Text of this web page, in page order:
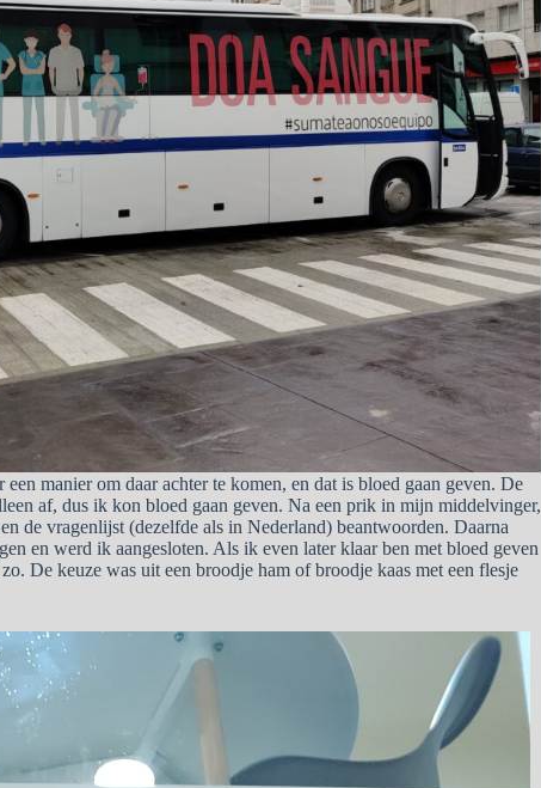
manier om daar achter te komen, en dat is bloed gaan geven. De
af, dus ik kon bloed gaan geven. Na een prik in mijn middelvinger,
de vragenlijst (dezelfde als in Nederland) beantwoorden. Daarna
en werd ik aangesloten. Als ik even later klaar ben met bloed geven
De keuze was uit een broodje ham of broodje kaas met een flesje